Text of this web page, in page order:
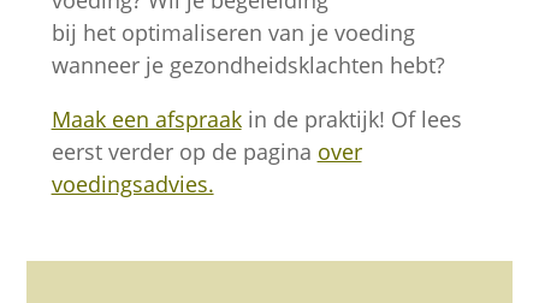
bij het optimaliseren van je voeding
wanneer je gezondheidsklachten hebt?
Maak een afspraakin de praktijk! Of lees
eerst verder op de pagina over
voedingsadvies.